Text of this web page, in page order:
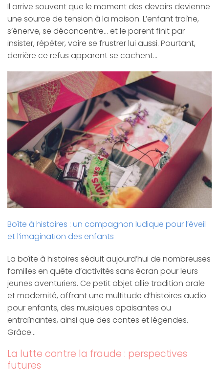
Il arrive souvent que le moment des devoirs devienne
une source de tension à la maison. L’enfant traîne,
s’énerve, se déconcentre… et le parent finit par
insister, répéter, voire se frustrer lui aussi. Pourtant,
derrière ce refus apparent se cachent…
Boîte à histoires : un compagnon ludique pour l’éveil
et l’imagination des enfants
La boîte à histoires séduit aujourd’hui de nombreuses
familles en quête d’activités sans écran pour leurs
jeunes aventuriers. Ce petit objet allie tradition orale
et modernité, offrant une multitude d’histoires audio
pour enfants, des musiques apaisantes ou
entraînantes, ainsi que des contes et légendes.
Grâce…
La lutte contre la fraude : perspectives
futures